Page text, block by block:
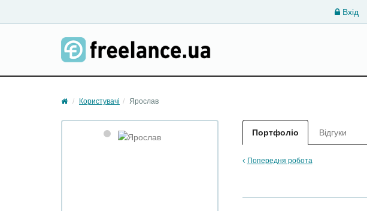
Вхід
Користувачі Ярослав
Портфоліо Відгуки
Попередня робота